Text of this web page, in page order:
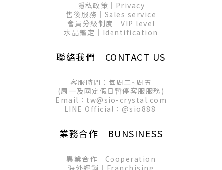
隱私政策│Privacy
售後服務│Sales service
會員分級制度│VIP level
水晶鑑定│Identification
聯絡我們│CONTACT US
客服時間：每周二~周五
(周一及國定假日暫停客服服務)
Email：tw@sio-crystal.com
LINE Official： @sio888
業務合作│BUNSINESS
異業合作│Cooperation
海外經銷│Franchising